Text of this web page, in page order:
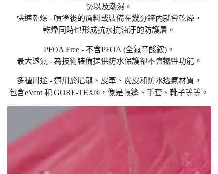
勢以及潮濕。
快速乾燥 - 噴塗後的面料或裝備在幾分鐘內就會乾燥，
乾燥同時也形成抗水抗油汙的防護層。
PFOA Free - 不含PFOA (全氟辛酸銨)。
最大透氣 - 為技術裝備提供防水保護卻不會犧牲功能。
多種用途 - 適用於尼龍、皮革、麂皮和防水透氣材質，
包含eVent 和 GORE-TEX®，像是帳篷、手套、靴子等等。